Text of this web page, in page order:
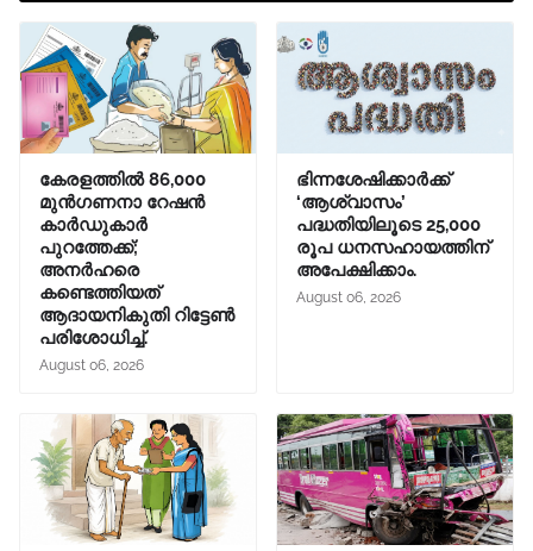
കേരളത്തിൽ 86,000
മുൻഗണനാ റേഷൻ
കാർഡുകാർ
പുറത്തേക്ക്;
അനർഹരെ
കണ്ടെത്തിയത്
ആദായനികുതി റിട്ടേൺ
പരിശോധിച്ച്.
August 06, 2026
ഭിന്നശേഷിക്കാർക്ക്
‘ആശ്വാസം’
പദ്ധതിയിലൂടെ 25,000
രൂപ ധനസഹായത്തിന്
അപേക്ഷിക്കാം.
August 06, 2026